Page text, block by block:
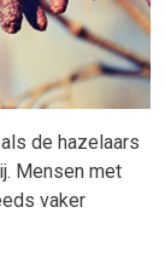
de hazelaars
Mensen met
vaker